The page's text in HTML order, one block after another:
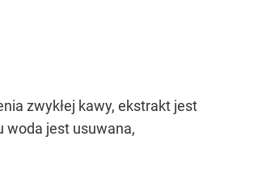
zwykłej kawy, ekstrakt jest
woda jest usuwana,